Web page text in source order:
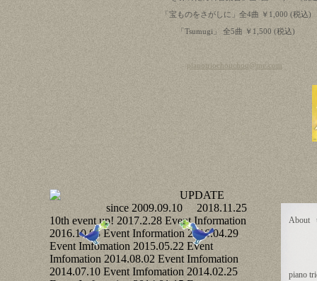
「宝ものをさがしに」全4曲 ￥1,000 (税込)
「Tsumugi」 全5曲 ￥1,500 (税込)
pianotriochouchou@me.com
About
piano